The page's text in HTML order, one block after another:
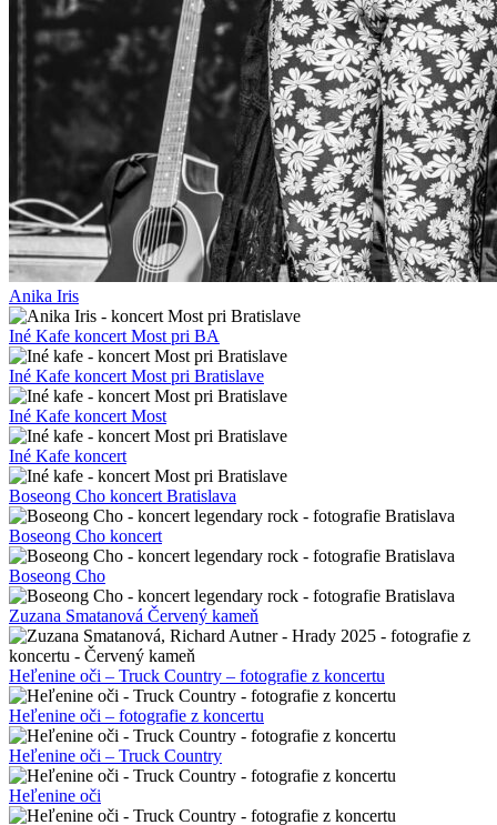
Anika Iris
Iné Kafe koncert Most pri BA
Iné Kafe koncert Most pri Bratislave
Iné Kafe koncert Most
Iné Kafe koncert
Boseong Cho koncert Bratislava
Boseong Cho koncert
Boseong Cho
Zuzana Smatanová Červený kameň
Heľenine oči – Truck Country – fotografie z koncertu
Heľenine oči – fotografie z koncertu
Heľenine oči – Truck Country
Heľenine oči